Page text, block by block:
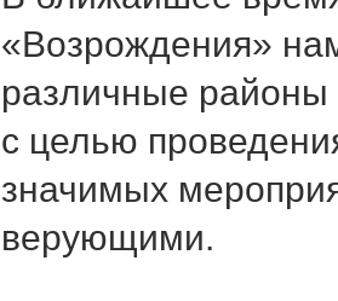
«Возрождения»
различные районы
с целью
значимых
верующими.